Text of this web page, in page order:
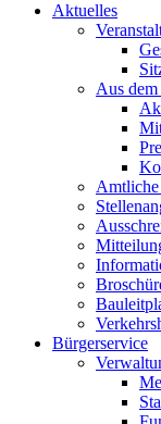
Aktuelles
Aus dem
Amtliche
Bürgerservice